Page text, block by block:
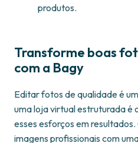
produtos.
Transforme boas
com a Bagy
Editar fotos de qualidade é
uma loja virtual estruturada é
esses esforços em resultados.
imagens profissionais com